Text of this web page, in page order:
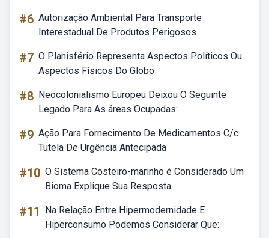
#6 Autorização Ambiental Para Transporte
Interestadual De Produtos Perigosos
#7 O Planisfério Representa Aspectos Políticos Ou
Aspectos Físicos Do Globo
#8 Neocolonialismo Europeu Deixou O Seguinte
Legado Para As áreas Ocupadas:
#9 Ação Para Fornecimento De Medicamentos C/c
Tutela De Urgência Antecipada
#10 O Sistema Costeiro-marinho é Considerado Um
Bioma Explique Sua Resposta
#11
Na Relação Entre Hipermodernidade E
Hiperconsumo Podemos Considerar Que: